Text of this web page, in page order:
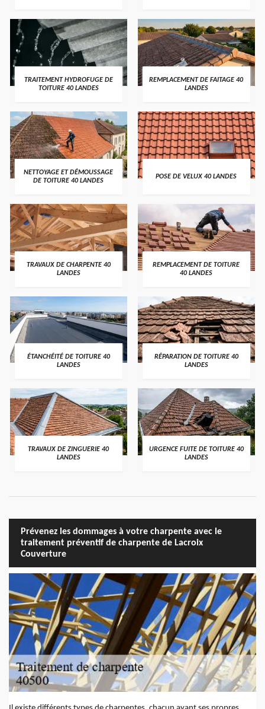
TRAITEMENT HYDROFUGE DE
TOITURE 40 LANDES
REMPLACEMENT DE FAITAGE 40
LANDES
NETTOYAGE ET DÉMOUSSAGE
DE TOITURE 40 LANDES
POSE DE VELUX 40 LANDES
TRAVAUX DE CHARPENTE 40
LANDES
REMPLACEMENT DE TOITURE
40 LANDES
ÉTANCHÉITÉ DE TOITURE 40
LANDES
RÉPARATION DE TOITURE 40
LANDES
TRAVAUX DE ZINGUERIE 40
LANDES
URGENCE FUITE DE TOITURE 40
LANDES
Prévenez les dommages à votre charpente avec le
traitement préventif de charpente de Lacroix
Couverture